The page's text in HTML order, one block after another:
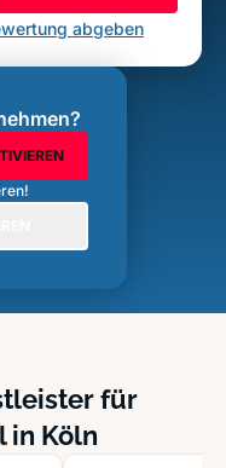
abgeben
für
in Köln